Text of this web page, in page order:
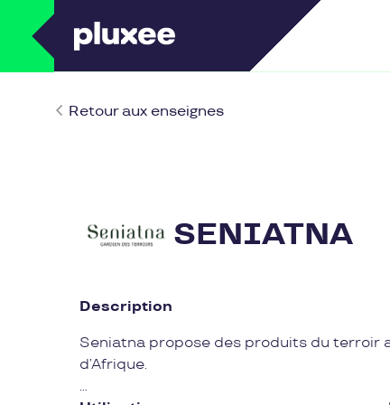
Retour aux enseignes
SENIATNA
Description
Seniatna propose des produits du terroir
d’Afrique.